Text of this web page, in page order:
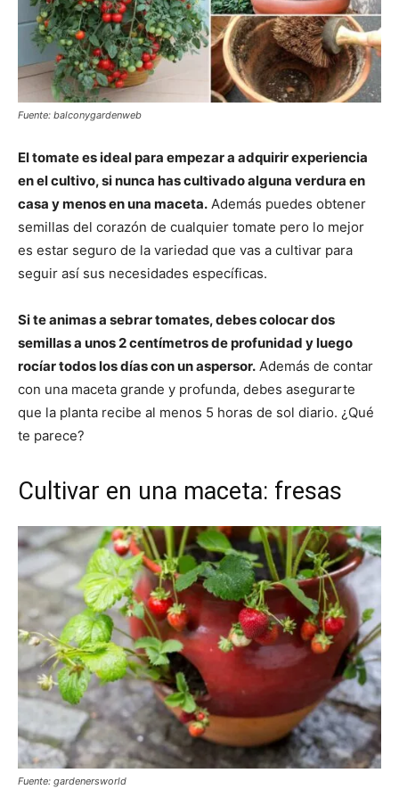
Fuente: balconygardenweb
El tomate es ideal para empezar a adquirir experiencia
en el cultivo, si nunca has cultivado alguna verdura en
casa y menos en una maceta. Además puedes obtener
semillas del corazón de cualquier tomate pero lo mejor
es estar seguro de la variedad que vas a cultivar para
seguir así sus necesidades específicas.
Si te animas a sebrar tomates, debes colocar dos
semillas a unos 2 centímetros de profunidad y luego
rocíar todos los días con un aspersor. Además de contar
con una maceta grande y profunda, debes asegurarte
que la planta recibe al menos 5 horas de sol diario. ¿Qué
te parece?
Cultivar en una maceta: fresas
Fuente: gardenersworld